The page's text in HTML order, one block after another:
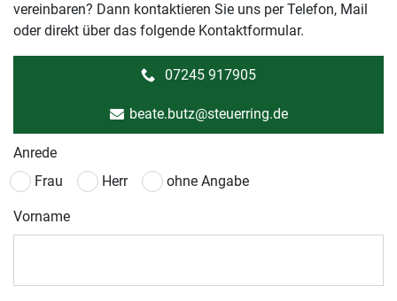
vereinbaren? Dann kontaktieren Sie uns per Telefon, Mail
oder direkt über das folgende Kontaktformular.
07245 917905
beate.butz@steuerring.de
Anrede
Frau
Herr ohne Angabe
Vorname